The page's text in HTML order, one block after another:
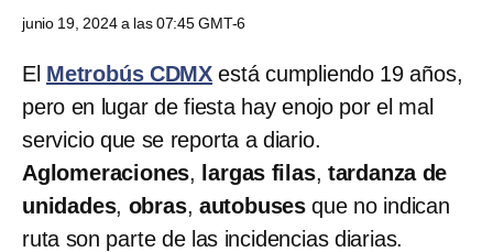
junio 19, 2024 a las 07:45 GMT-6
El Metrobús CDMX está cumpliendo 19 años,
pero en lugar de fiesta hay enojo por el mal
servicio que se reporta a diario.
Aglomeraciones, largas filas, tardanza de
unidades, obras, autobuses que no indican
ruta son parte de las incidencias diarias.